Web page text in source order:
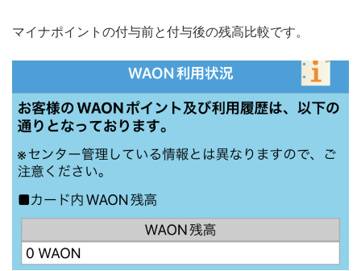
マイナポイントの付与前と付与後の残高比較です。